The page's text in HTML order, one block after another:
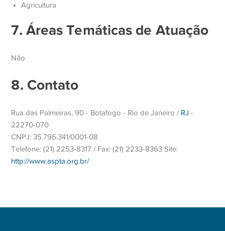
Agricultura
7. Áreas Temáticas de Atuação
Não
8. Contato
Rua das Palmeiras, 90 - Botafogo - Rio de Janeiro / RJ -
22270-070
CNPJ: 35.796.341/0001-08
Telefone: (21) 2253-8317 / Fax: (21) 2233-8363 Site:
http://www.aspta.org.br/